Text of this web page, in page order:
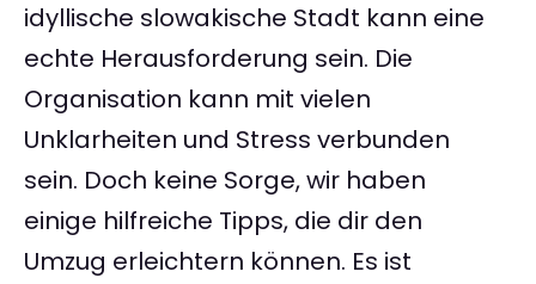
idyllische slowakische Stadt kann eine
echte Herausforderung sein. Die
Organisation kann mit vielen
Unklarheiten und Stress verbunden
sein. Doch keine Sorge, wir haben
einige hilfreiche Tipps, die dir den
Umzug erleichtern können. Es ist